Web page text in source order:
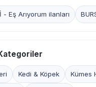
- Eş Arıyorum ilanları
Kedi & Köpek Kümes